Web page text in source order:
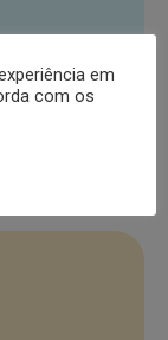
em
com os